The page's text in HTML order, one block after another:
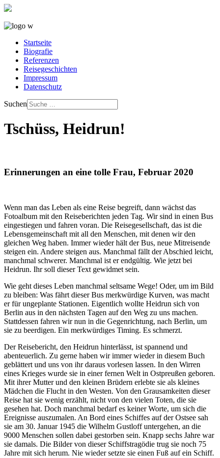
Startseite
Biografie
Referenzen
Reisegeschichten
Impressum
Datenschutz
Suchen
Tschüss, Heidrun!
Erinnerungen an eine tolle Frau, Februar 2020
Wenn man das Leben als eine Reise begreift, dann wächst das
Fotoalbum mit den Reiseberichten jeden Tag. Wir sind in einen Bus
eingestiegen und fahren voran. Die Reisegesellschaft, das ist die
Lebensgemeinschaft mit all den Menschen, mit denen wir den
gleichen Weg haben. Immer wieder hält der Bus, neue Mitreisende
steigen ein. Andere steigen aus. Manchmal fällt der Abschied leicht,
manchmal schwerer. Manchmal ist er endgültig. Wie jetzt bei
Heidrun. Ihr soll dieser Text gewidmet sein.
Wie geht dieses Leben manchmal seltsame Wege! Oder, um im Bild
zu bleiben: Was fährt dieser Bus merkwürdige Kurven, was macht
er für ungeplante Stationen. Eigentlich wollte Heidrun sich von
Berlin aus in den nächsten Tagen auf den Weg zu uns machen.
Stattdessen fahren wir nun in die Gegenrichtung, nach Berlin, um
sie zu beerdigen. Ein merkwürdiges Timing. Es schmerzt.
Der Reisebericht, den Heidrun hinterlässt, ist spannend und
abenteuerlich. Zu gerne haben wir immer wieder in diesem Buch
geblättert und uns von ihr daraus vorlesen lassen. In den Wirren
eines Krieges wurde sie in einer fernen Welt in Ostpreußen geboren.
Mit ihrer Mutter und den kleinen Brüdern erlebte sie als kleines
Mädchen die Flucht in den Westen. Von den Grausamkeiten dieser
Reise hat sie wenig erzählt, nicht von den vielen Toten, die sie
gesehen hat. Doch manchmal bedarf es keiner Worte, um sich die
Ereignisse auszumalen. An Bord eines Schiffes auf der Ostsee sah
sie am 30. Januar 1945 die Wilhelm Gustloff untergehen, an die
9000 Menschen sollen dabei gestorben sein. Knapp sechs Jahre war
sie damals. Die Bilder von dieser Schiffstragödie trug sie noch 75
Jahre mit sich herum. Nie wieder setzte sie einen Fuß auf ein Schiff.